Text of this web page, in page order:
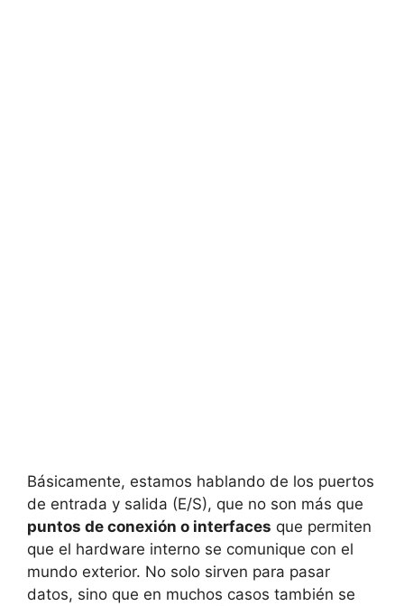
Básicamente, estamos hablando de los puertos
de entrada y salida (E/S), que no son más que
puntos de conexión o interfaces que permiten
que el hardware interno se comunique con el
mundo exterior. No solo sirven para pasar
datos, sino que en muchos casos también se